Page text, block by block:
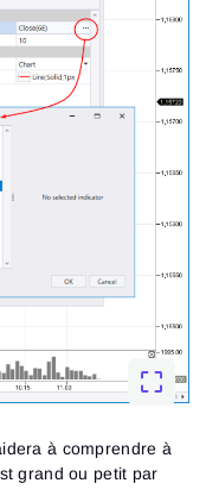
à comprendre à
grand ou petit par
un lien
d'ATAS
agreement.